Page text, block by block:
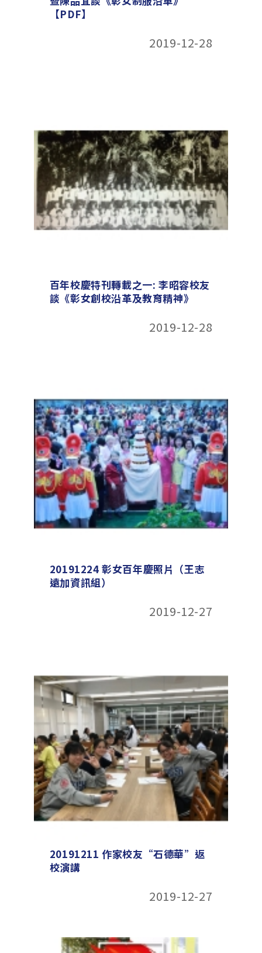
【PDF】
2019-12-28
百年校慶特刊轉載之一: 李昭容校友
談《彰女創校沿革及教育精神》
2019-12-28
20191224 彰女百年慶照片（王志
遠加資訊組）
2019-12-27
20191211 作家校友“石德華”返
校演講
2019-12-27